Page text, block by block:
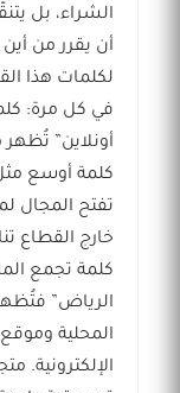
الشراء، بل
أن يقرر من
لكلمات هذا
في كل مرة:
أونلاين”
كلمة أوسع
تفتح المجال
خارج القطاع
كلمة تجمع
الرياض”
المحلية وموقع
الإلكترونية.